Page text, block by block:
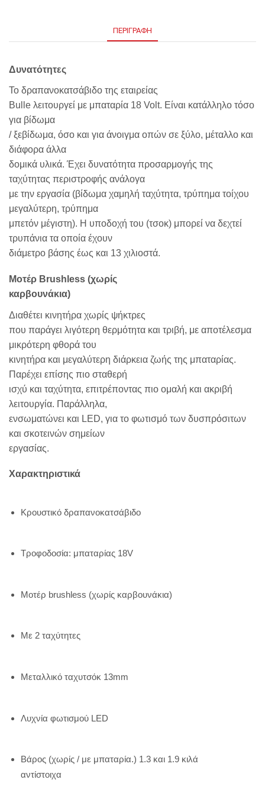
ΠΕΡΙΓΡΑΦΉ
Δυνατότητες
Το δραπανοκατσάβιδο της εταιρείας
Bulle λειτουργεί με μπαταρία 18 Volt. Είναι κατάλληλο τόσο
για βίδωμα
/ ξεβίδωμα, όσο και για άνοιγμα οπών σε ξύλο, μέταλλο και
διάφορα άλλα
δομικά υλικά. Έχει δυνατότητα προσαρμογής της
ταχύτητας περιστροφής ανάλογα
με την εργασία (βίδωμα χαμηλή ταχύτητα, τρύπημα τοίχου
μεγαλύτερη, τρύπημα
μπετόν μέγιστη). Η υποδοχή του (τσοκ) μπορεί να δεχτεί
τρυπάνια τα οποία έχουν
διάμετρο βάσης έως και 13 χιλιοστά.
Μοτέρ Brushless (χωρίς
καρβουνάκια)
Διαθέτει κινητήρα χωρίς ψήκτρες
που παράγει λιγότερη θερμότητα και τριβή, με αποτέλεσμα
μικρότερη φθορά του
κινητήρα και μεγαλύτερη διάρκεια ζωής της μπαταρίας.
Παρέχει επίσης πιο σταθερή
ισχύ και ταχύτητα, επιτρέποντας πιο ομαλή και ακριβή
λειτουργία. Παράλληλα,
ενσωματώνει και LED, για το φωτισμό των δυσπρόσιτων
και σκοτεινών σημείων
εργασίας.
Χαρακτηριστικά
Κρουστικό δραπανοκατσάβιδο
Τροφοδοσία: μπαταρίας 18V
Μοτέρ brushless (χωρίς καρβουνάκια)
Με 2 ταχύτητες
Μεταλλικό ταχυτσόκ 13mm
Λυχνία φωτισμού LED
Βάρος (χωρίς / με μπαταρία.) 1.3 και 1.9 κιλά
αντίστοιχα